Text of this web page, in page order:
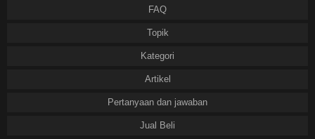
FAQ
Topik
Kategori
Artikel
Pertanyaan dan jawaban
Jual Beli